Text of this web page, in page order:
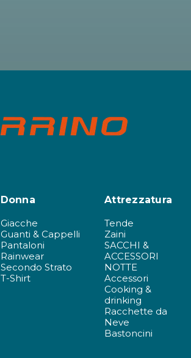
Donna
Giacche
Guanti & Cappelli
Pantaloni
Rainwear
Secondo Strato
T-Shirt
Attrezzatura
Tende
Zaini
SACCHI &
ACCESSORI
NOTTE
Accessori
Cooking &
drinking
Racchette da
Neve
Bastoncini